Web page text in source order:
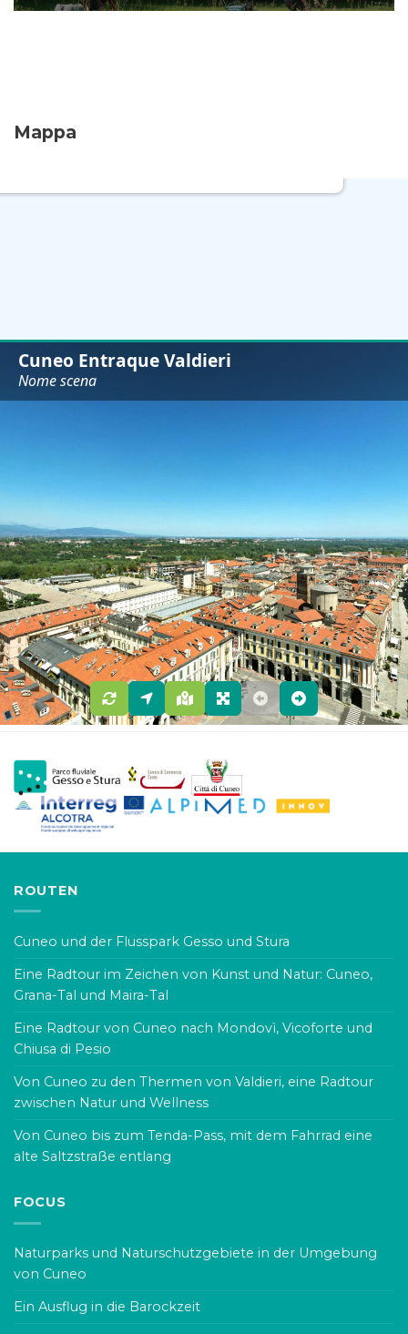
Mappa
ROUTEN
Cuneo und der Flusspark Gesso und Stura
Eine Radtour im Zeichen von Kunst und Natur: Cuneo,
Grana-Tal und Maira-Tal
Eine Radtour von Cuneo nach Mondovì, Vicoforte und
Chiusa di Pesio
Von Cuneo zu den Thermen von Valdieri, eine Radtour
zwischen Natur und Wellness
Von Cuneo bis zum Tenda-Pass, mit dem Fahrrad eine
alte Saltzstraße entlang
FOCUS
Naturparks und Naturschutzgebiete in der Umgebung
von Cuneo
Ein Ausflug in die Barockzeit